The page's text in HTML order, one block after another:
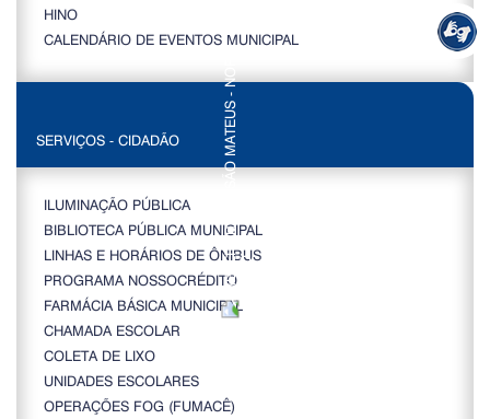
HINO
CALENDÁRIO DE EVENTOS MUNICIPAL
SERVIÇOS - CIDADÃO
ILUMINAÇÃO PÚBLICA
BIBLIOTECA PÚBLICA MUNICIPAL
LINHAS E HORÁRIOS DE ÔNIBUS
PROGRAMA NOSSOCRÉDITO
FARMÁCIA BÁSICA MUNICIPAL
CHAMADA ESCOLAR
COLETA DE LIXO
UNIDADES ESCOLARES
OPERAÇÕES FOG (FUMACÊ)